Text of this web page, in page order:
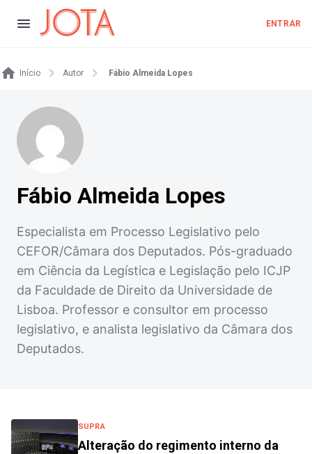
ENTRAR
Início Autor Fábio Almeida Lopes
Fábio Almeida Lopes
Especialista em Processo Legislativo pelo
CEFOR/Câmara dos Deputados. Pós-graduado
em Ciência da Legística e Legislação pelo ICJP
da Faculdade de Direito da Universidade de
Lisboa. Professor e consultor em processo
legislativo, e analista legislativo da Câmara dos
Deputados.
SUPRA
Alteração do regimento interno da